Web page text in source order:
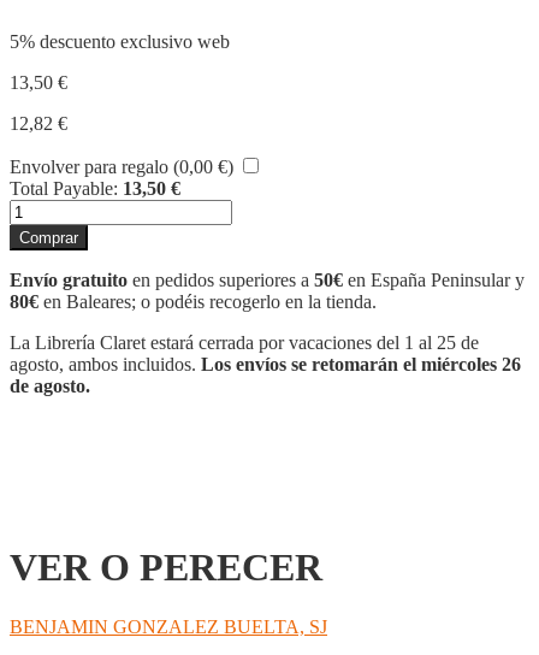
5% descuento exclusivo web
13,50 €
12,82 €
Envolver para regalo (0,00 €)
Total Payable: 13,50 €
VER
O
PERECER
cantidad
Comprar
Envío gratuito en pedidos superiores a 50€ en España Peninsular y
80€ en Baleares; o podéis recogerlo en la tienda.
La Librería Claret estará cerrada por vacaciones del 1 al 25 de
agosto, ambos incluidos. Los envíos se retomarán el miércoles 26
de agosto.
VER O PERECER
BENJAMIN GONZALEZ BUELTA, SJ